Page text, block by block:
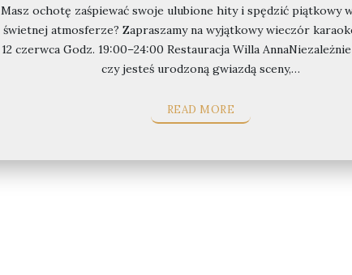
Masz ochotę zaśpiewać swoje ulubione hity i spędzić piątkowy
świetnej atmosferze? Zapraszamy na wyjątkowy wieczór
12 czerwca Godz. 19:00–24:00 Restauracja Willa
czy jesteś urodzoną gwiazdą sceny,…
READ MORE